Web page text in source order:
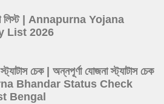
লিস্ট | Annapurna Yojana
List 2026
স্ট্যাটাস চেক | অন্নপূর্ণা যোজনা স্ট্যাটাস চেক
Bhandar Status Check
Bengal